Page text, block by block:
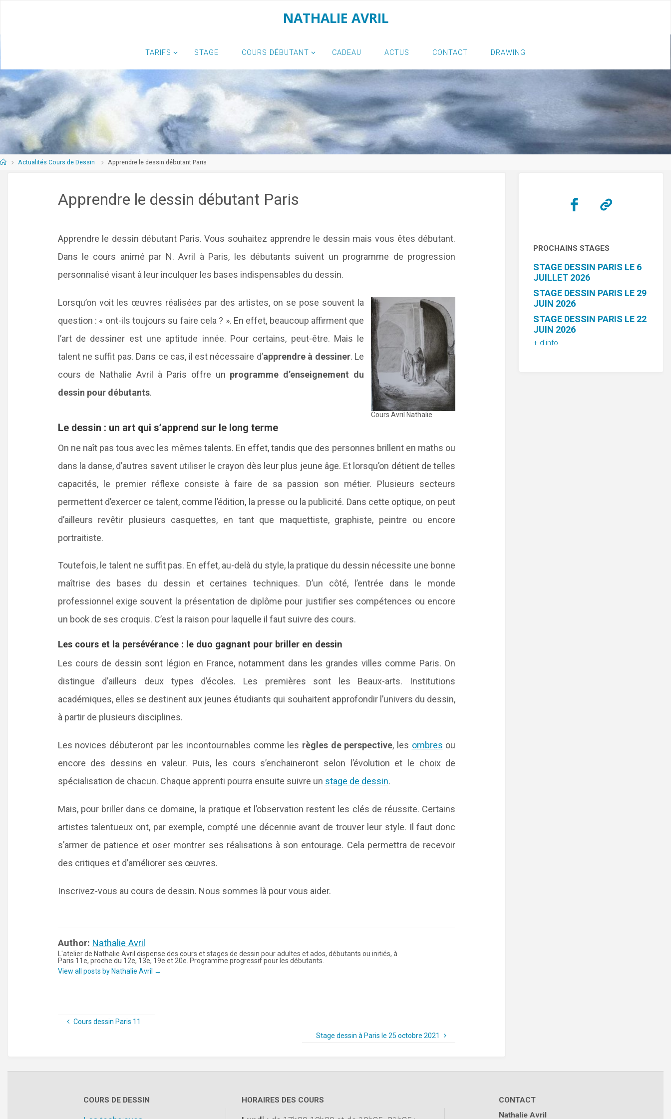
NATHALIE AVRIL
TARIFS STAGE COURS DÉBUTANT CADEAU ACTUS CONTACT DRAWING
HomeActualités Cours de Dessin Apprendre le dessin débutant Paris
Apprendre le dessin débutant Paris
Apprendre le dessin débutant Paris. Vous souhaitez apprendre le dessin mais vous êtes débutant.
Dans le cours animé par N. Avril à Paris, les débutants suivent un programme de progression
personnalisé visant à leur inculquer les bases indispensables du dessin.
Cours Avril Nathalie
Lorsqu’on voit les œuvres réalisées par des artistes, on se pose souvent la
question : « ont-ils toujours su faire cela ? ». En effet, beaucoup affirment que
l’art de dessiner est une aptitude innée. Pour certains, peut-être. Mais le
talent ne suffit pas. Dans ce cas, il est nécessaire d’apprendre à dessiner. Le
cours de Nathalie Avril à Paris offre un programme d’enseignement du
dessin pour débutants.
Le dessin : un art qui s’apprend sur le long terme
On ne naît pas tous avec les mêmes talents. En effet, tandis que des personnes brillent en maths ou
dans la danse, d’autres savent utiliser le crayon dès leur plus jeune âge. Et lorsqu’on détient de telles
capacités, le premier réflexe consiste à faire de sa passion son métier. Plusieurs secteurs
permettent d’exercer ce talent, comme l’édition, la presse ou la publicité. Dans cette optique, on peut
d’ailleurs revêtir plusieurs casquettes, en tant que maquettiste, graphiste, peintre ou encore
portraitiste.
Toutefois, le talent ne suffit pas. En effet, au-delà du style, la pratique du dessin nécessite une bonne
maîtrise des bases du dessin et certaines techniques. D’un côté, l’entrée dans le monde
professionnel exige souvent la présentation de diplôme pour justifier ses compétences ou encore
un book de ses croquis. C’est la raison pour laquelle il faut suivre des cours.
Les cours et la persévérance : le duo gagnant pour briller en dessin
Les cours de dessin sont légion en France, notamment dans les grandes villes comme Paris. On
distingue d’ailleurs deux types d’écoles. Les premières sont les Beaux-arts. Institutions
académiques, elles se destinent aux jeunes étudiants qui souhaitent approfondir l’univers du dessin,
à partir de plusieurs disciplines.
Les novices débuteront par les incontournables comme les règles de perspective, les ombres ou
encore des dessins en valeur. Puis, les cours s’enchaineront selon l’évolution et le choix de
spécialisation de chacun. Chaque apprenti pourra ensuite suivre un stage de dessin.
Mais, pour briller dans ce domaine, la pratique et l’observation restent les clés de réussite. Certains
artistes talentueux ont, par exemple, compté une décennie avant de trouver leur style. Il faut donc
s’armer de patience et oser montrer ses réalisations à son entourage. Cela permettra de recevoir
des critiques et d’améliorer ses œuvres.
Inscrivez-vous au cours de dessin. Nous sommes là pour vous aider.
Author: Nathalie Avril
L'atelier de Nathalie Avril dispense des cours et stages de dessin pour adultes et ados, débutants ou initiés, à
Paris 11e, proche du 12e, 13e, 19e et 20e. Programme progressif pour les débutants.
View all posts by Nathalie Avril →
Cours dessin Paris 11
Stage dessin à Paris le 25 octobre 2021
PROCHAINS STAGES
STAGE DESSIN PARIS LE 6
JUILLET 2026
STAGE DESSIN PARIS LE 29
JUIN 2026
STAGE DESSIN PARIS LE 22
JUIN 2026
+ d'info
COURS DE DESSIN HORAIRES DES COURS
CONTACT
Nathalie Avril